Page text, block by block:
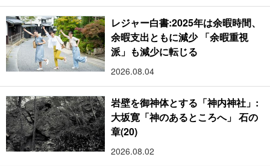
レジャー白書:2025年は余暇時間、
余暇支出ともに減少 「余暇重視
派」も減少に転じる
2026.08.04
岩壁を御神体とする「神内神社」:
大坂寛「神のあるところへ」 石の
章(20)
2026.08.02